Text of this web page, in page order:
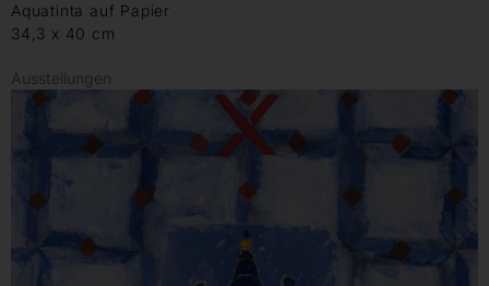
Aquatinta auf Papier
34,3 x 40 cm
Ausstellungen